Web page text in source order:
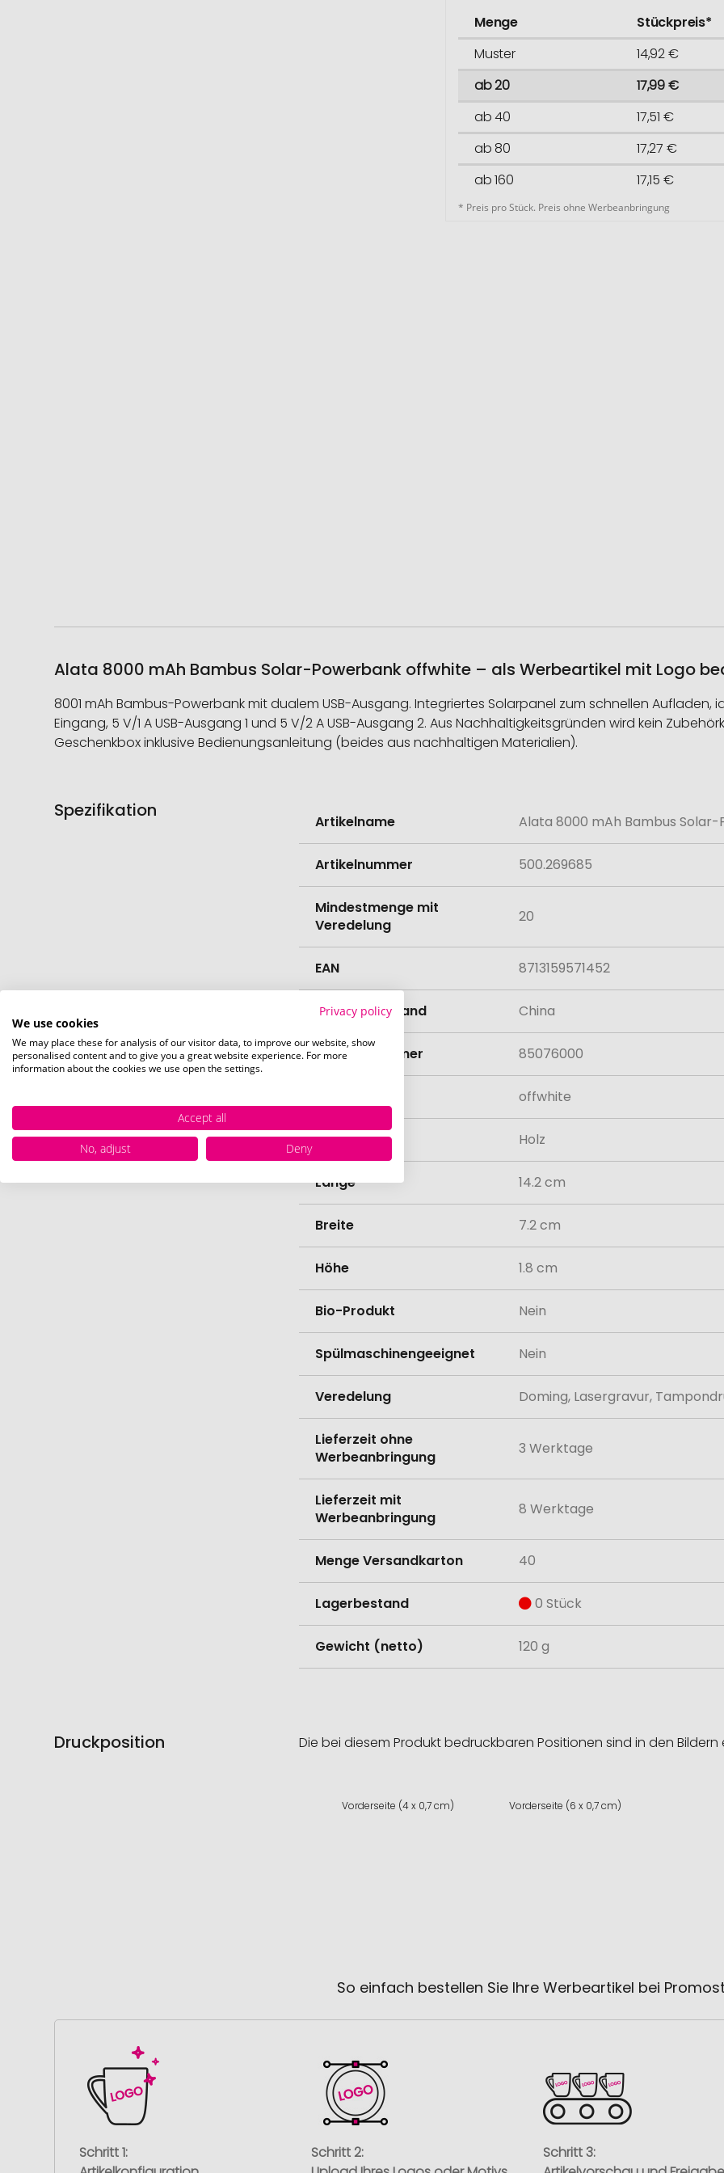
Menge
Stückpreis*
Muster
14,92 €
ab 20
17,99 €
ab 40
17,51 €
ab 80
17,27 €
ab 160
17,15 €
* Preis pro Stück. Preis ohne Werbeanbringung
Alata 8000 mAh Bambus Solar-Powerbank offwhite – als Werbeartikel mit Logo
8001 mAh Bambus-Powerbank mit dualem USB-Ausgang. Integriertes Solarpanel zum schnellen Aufladen,
Eingang, 5 V/1 A USB-Ausgang 1 und 5 V/2 A USB-Ausgang 2. Aus Nachhaltigkeitsgründen wird kein
Geschenkbox inklusive Bedienungsanleitung (beides aus nachhaltigen Materialien).
Spezifikation
Informationen
Artikelname Alata 8000 mAh Bambus
Artikelnummer 500.269685
Mindestmenge mit
Veredelung
20
EAN 8713159571452
Herstellungsland China
Zolltarifnummer 85076000
offwhite
Material Holz
Länge 14.2 cm
Breite 7.2 cm
Höhe 1.8 cm
Bio-Produkt Nein
Spülmaschinengeeignet Nein
Veredelung Doming, Lasergravur,
Lieferzeit ohne
Werbeanbringung
3 Werktage
Lieferzeit mit
Werbeanbringung
8 Werktage
Menge Versandkarton 40
Lagerbestand 0 Stück
Gewicht (netto) 120 g
Druckposition Die bei diesem Produkt bedruckbaren Positionen sind in den
Vorderseite (4 x 0,7 cm) Vorderseite (6 x 0,7 cm)
So einfach bestellen Sie Ihre Werbeartikel bei
Schritt 1:
Schritt 2:
Schritt 3:
Privacy policy
We use cookies
We may place these for analysis of our visitor data, to improve our website, show
personalised content and to give you a great website experience. For more
information about the cookies we use open the settings.
Accept all
No, adjust
Deny